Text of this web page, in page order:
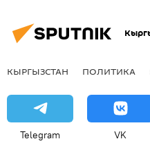
КЫРГЫЗСТАН ПОЛИТИКА
Telegram VK